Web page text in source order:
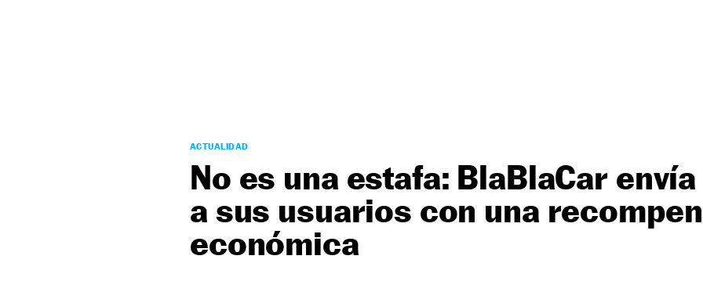
ACTUALIDAD
No es una estafa: BlaBlaCar
a sus usuarios con una
económica